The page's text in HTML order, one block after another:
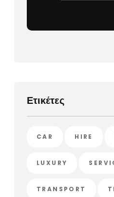
Ετικέτες
CAR HIRE
LUXURY
TRANSPORT